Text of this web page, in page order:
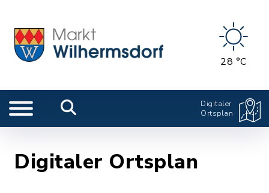
28 °C
Digitaler
Ortsplan
Digitaler Ortsplan